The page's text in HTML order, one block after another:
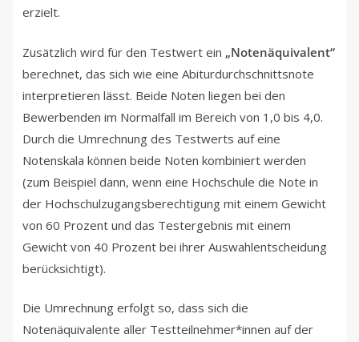
erzielt.
Zusätzlich wird für den Testwert ein „Notenäquivalent“
berechnet, das sich wie eine Abiturdurchschnittsnote
interpretieren lässt. Beide Noten liegen bei den
Bewerbenden im Normalfall im Bereich von 1,0 bis 4,0.
Durch die Umrechnung des Testwerts auf eine
Notenskala können beide Noten kombiniert werden
(zum Beispiel dann, wenn eine Hochschule die Note in
der Hochschulzugangsberechtigung mit einem Gewicht
von 60 Prozent und das Testergebnis mit einem
Gewicht von 40 Prozent bei ihrer Auswahlentscheidung
berücksichtigt).
Die Umrechnung erfolgt so, dass sich die
Notenäquivalente aller Testteilnehmer*innen auf der